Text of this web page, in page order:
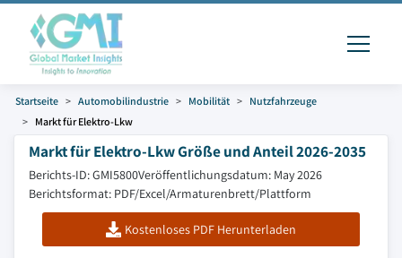
Startseite Automobilindustrie Mobilität
Nutzfahrzeuge
Markt für Elektro-Lkw
Markt für Elektro-Lkw Größe und Anteil 2026-2035
Berichts-ID: GMI5800Veröffentlichungsdatum: May 2026
Berichtsformat: PDF/Excel/Armaturenbrett/Plattform
Kostenloses PDF Herunterladen